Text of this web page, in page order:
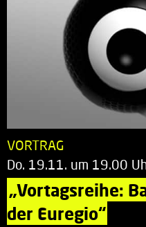
VORTRAG
Do. 19.11. um 19.00
„Vortagsreihe:
der Euregio“